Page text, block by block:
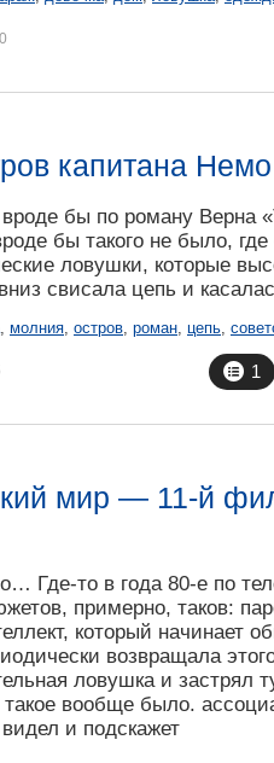
капитана Немо
бы по роману Верна
бы такого не было,
ловушки, которые
свисала цепь и
молния остров роман цепь
1
мир — 11-й
Где-то в года 80-е по
примерно, таков:
который
возвращала
ловушка и застрял
вообще было.
и подскажет